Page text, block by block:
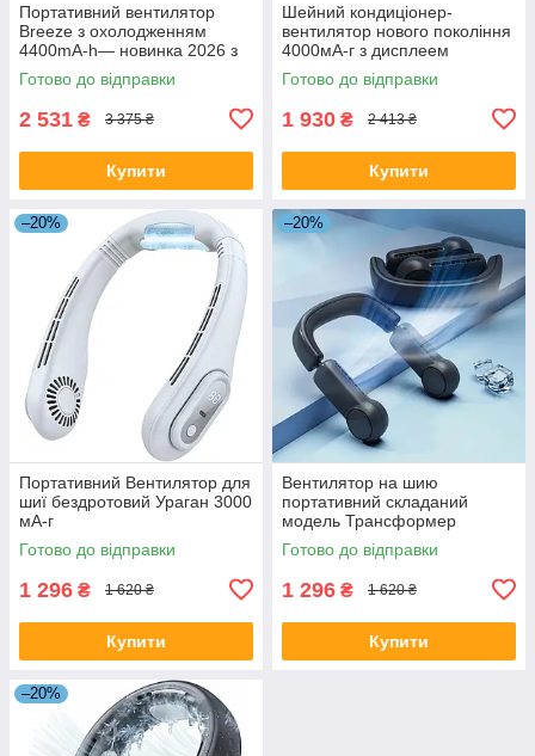
Портативний вентилятор
Breeze з охолодженням
4400mA-h— новинка 2026 з
пластиною миттєвого
охолодження
Готово до відправки
2 531 ₴ 3 375 ₴
Купити
Шейний кондиціонер-
вентилятор нового покоління
4000мА-г з дисплеем
Готово до відправки
1 930 ₴ 2 413 ₴
Купити
–20%
Портативний Вентилятор для
шиї бездротовий Ураган 3000
мА-г
Готово до відправки
1 296 ₴ 1 620 ₴
Купити
–20%
Вентилятор на шию
портативний складаний
модель Трансформер
Готово до відправки
1 296 ₴ 1 620 ₴
Купити
–20%